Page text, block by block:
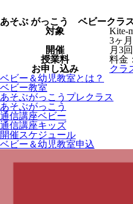
あそぶ がっこう ベビークラ
対象
Kite-
3ヶ
開催
月3
授業料
料金
お申し込み
クラ
ベビー＆幼児教室とは？
ベビー教室
あそぶがっこうプレクラス
あそぶがっこう
通信講座ベビー
通信講座キッズ
開催スケジュール
ベビー＆幼児教室申込